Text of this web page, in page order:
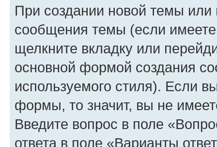
При создании новой темы или
сообщения темы (если
щелкните вкладку или
основной формой создания
используемого стиля). Если
формы, то значит, вы не
Введите вопрос в поле
ответа в поле «Варианты